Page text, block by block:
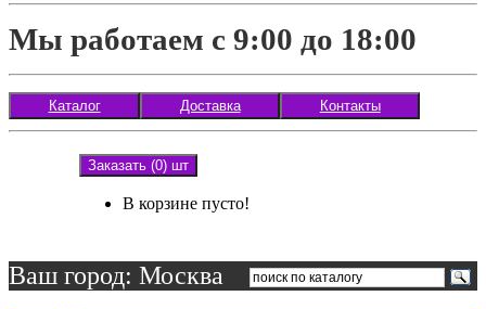
Мы работаем с 9:00 до 18:00
Каталог Доставка Контакты
Заказать (0) шт
В корзине пусто!
Ваш город: Москва